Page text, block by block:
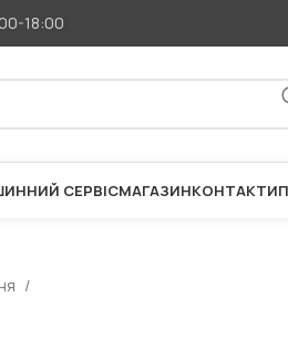
18:00
СЕРВІСМАГАЗИНКОНТАКТИ